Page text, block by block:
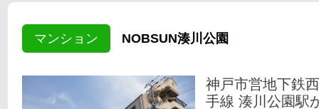
マンション NOBSUN湊川公園
神戸市営地下鉄
手線 湊川公園駅